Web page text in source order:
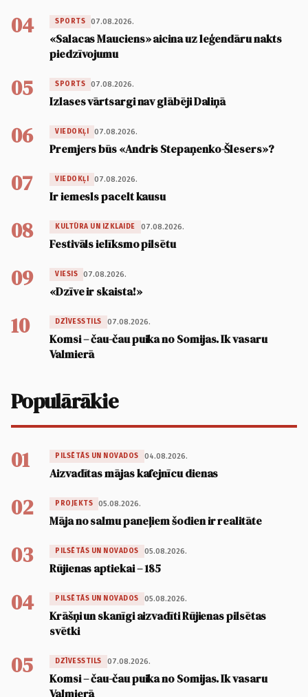
04 SPORTS 07.08.2026.
«Salacas Mauciens» aicina uz leģendāru nakts
piedzīvojumu
05 SPORTS 07.08.2026.
Izlases vārtsargi nav glābēji Daliņā
06 VIEDOKĻI 07.08.2026.
Premjers būs «Andris Stepaņenko-Šlesers»?
07 VIEDOKĻI 07.08.2026.
Ir iemesls pacelt kausu
08 KULTŪRA UN IZKLAIDE 07.08.2026.
Festivāls ielīksmo pilsētu
09 VIESIS 07.08.2026.
«Dzīve ir skaista!»
10 DZĪVESSTILS 07.08.2026.
Komsi – čau-čau puika no Somijas. Ik vasaru
Valmierā
Populārākie
01 PILSĒTĀS UN NOVADOS 04.08.2026.
Aizvadītas mājas kafejnīcu dienas
02 PROJEKTS 05.08.2026.
Māja no salmu paneļiem šodien ir realitāte
03 PILSĒTĀS UN NOVADOS 05.08.2026.
Rūjienas aptiekai – 185
04 PILSĒTĀS UN NOVADOS 05.08.2026.
Krāšņi un skanīgi aizvadīti Rūjienas pilsētas
svētki
05 DZĪVESSTILS 07.08.2026.
Komsi – čau-čau puika no Somijas. Ik vasaru
Valmierā